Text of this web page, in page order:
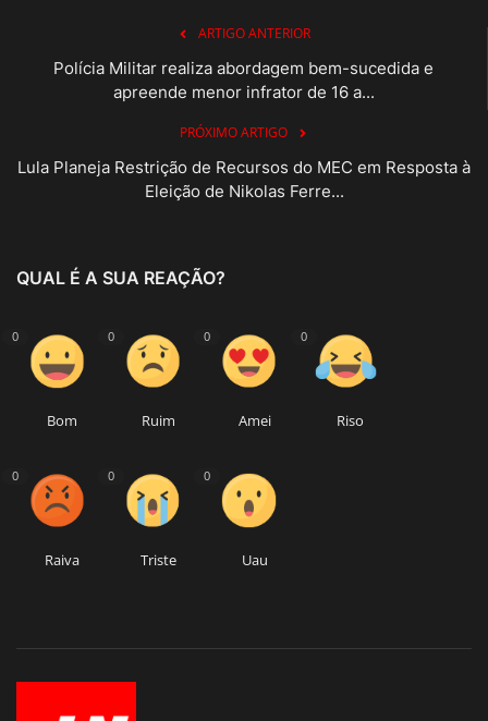
ARTIGO ANTERIOR
Polícia Militar realiza abordagem bem-sucedida e
apreende menor infrator de 16 a...
PRÓXIMO ARTIGO
Lula Planeja Restrição de Recursos do MEC em Resposta à
Eleição de Nikolas Ferre...
QUAL É A SUA REAÇÃO?
0
Bom
0
Ruim
0
Amei
0
Riso
0
Raiva
0
Triste
0
Uau